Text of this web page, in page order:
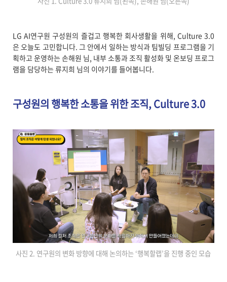
LG AI연구원 구성원의 즐겁고 행복한 회사생활을 위해, Culture 3.0
은 오늘도 고민합니다. 그 안에서 일하는 방식과 팀빌딩 프로그램을 기
획하고 운영하는 손해원 님, 내부 소통과 조직 활성화 및 온보딩 프로그
램을 담당하는 류지희 님의 이야기를 들어봅니다.
구성원의 행복한 소통을 위한 조직, Culture 3.0
사진 2. 연구원의 변화 방향에 대해 논의하는 ‘행복할랩’을 진행 중인 모습